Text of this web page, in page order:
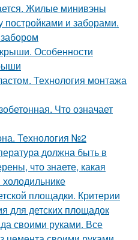
Жилые минивэны
и заборами.
Особенности
Технология монтажа
Что означает
Технология №2
должна быть в
что знаете, какая
площадки. Критерии
для детских площадок
своими руками. Все